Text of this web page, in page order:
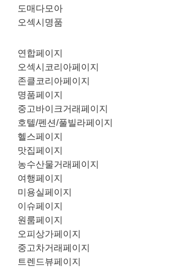
도매다모아
오섹시명품
연합페이지
오섹시코리아페이지
존클코리아페이지
명품페이지
중고바이크거래페이지
호텔/펜션/풀빌라페이지
헬스페이지
맛집페이지
농수산물거래페이지
여행페이지
미용실페이지
이슈페이지
원룸페이지
오피상가페이지
중고차거래페이지
트렌드뷰페이지